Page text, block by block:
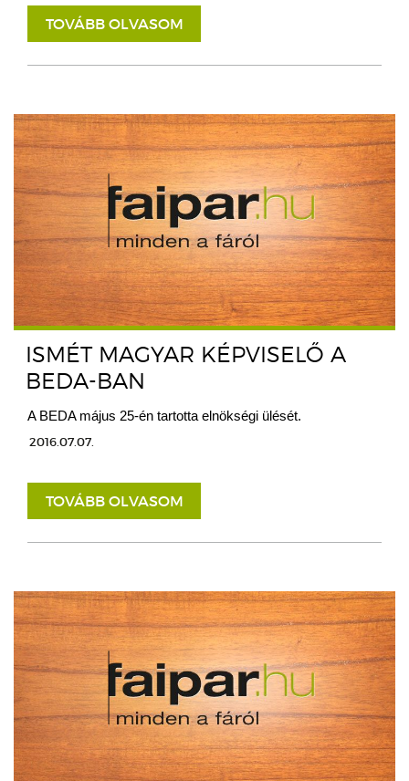
TOVÁBB OLVASOM
ISMÉT MAGYAR KÉPVISELŐ A
BEDA-BAN
A BEDA május 25-én tartotta elnökségi ülését.
2016.07.07.
TOVÁBB OLVASOM